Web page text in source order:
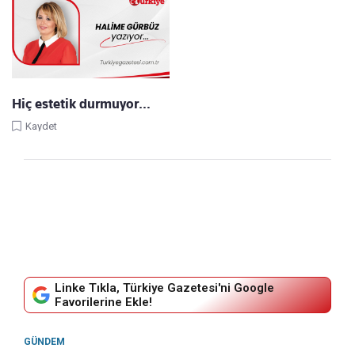
Hiç estetik durmuyor…
Kaydet
Linke Tıkla, Türkiye Gazetesi'ni Google
Favorilerine Ekle!
GÜNDEM